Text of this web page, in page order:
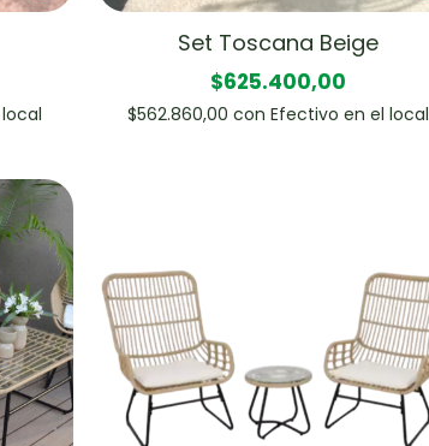
Set Toscana Beige
$625.400,00
$562.860,00 con Efectivo en el local